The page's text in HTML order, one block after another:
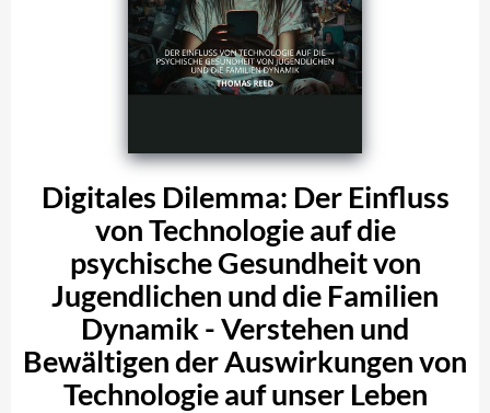
Digitales Dilemma: Der Einfluss
von Technologie auf die
psychische Gesundheit von
Jugendlichen und die Familien
Dynamik - Verstehen und
Bewältigen der Auswirkungen von
Technologie auf unser Leben